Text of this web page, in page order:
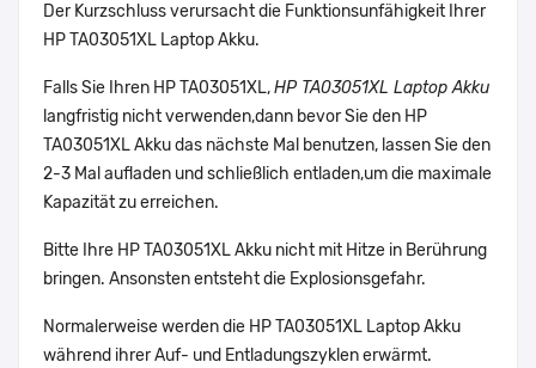
Der Kurzschluss verursacht die Funktionsunfähigkeit Ihrer
HP TA03051XL Laptop Akku.
Falls Sie Ihren HP TA03051XL,HP TA03051XL Laptop Akku
langfristig nicht verwenden,dann bevor Sie den HP
TA03051XL Akku das nächste Mal benutzen, lassen Sie den
2-3 Mal aufladen und schließlich entladen,um die maximale
Kapazität zu erreichen.
Bitte Ihre HP TA03051XL Akku nicht mit Hitze in Berührung
bringen. Ansonsten entsteht die Explosionsgefahr.
Normalerweise werden die HP TA03051XL Laptop Akku
während ihrer Auf- und Entladungszyklen erwärmt.